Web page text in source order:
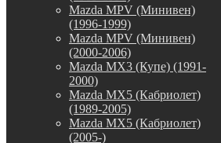
Mazda MPV (Минивен)
(1996-1999)
Mazda MPV (Минивен)
(2000-2006)
Mazda MX3 (Купе) (1991-
2000)
Mazda MX5 (Кабриолет)
(1989-2005)
Mazda MX5 (Кабриолет)
(2005-)